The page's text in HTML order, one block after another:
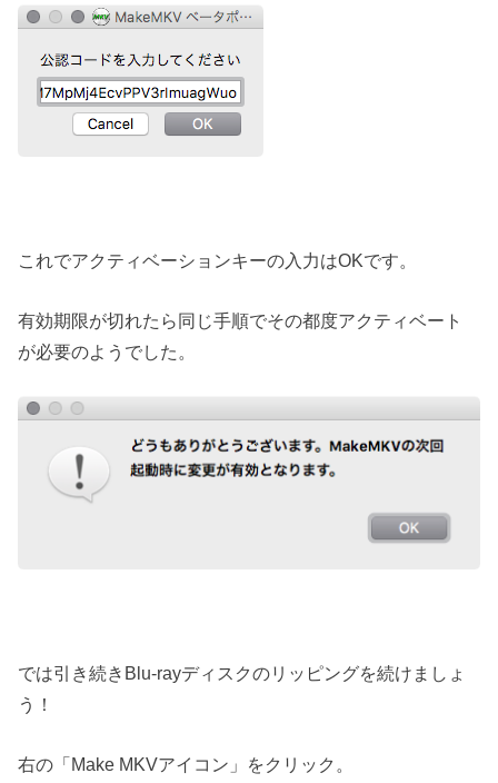
これでアクティベーションキーの入力はOKです。
有効期限が切れたら同じ手順でその都度アクティベート
が必要のようでした。
では引き続きBlu-rayディスクのリッピングを続けましょ
う！
右の「Make MKVアイコン」をクリック。